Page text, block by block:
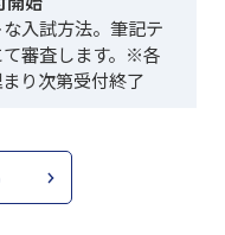
入試方法。筆記テ
て審査します。※各
り次第受付終了